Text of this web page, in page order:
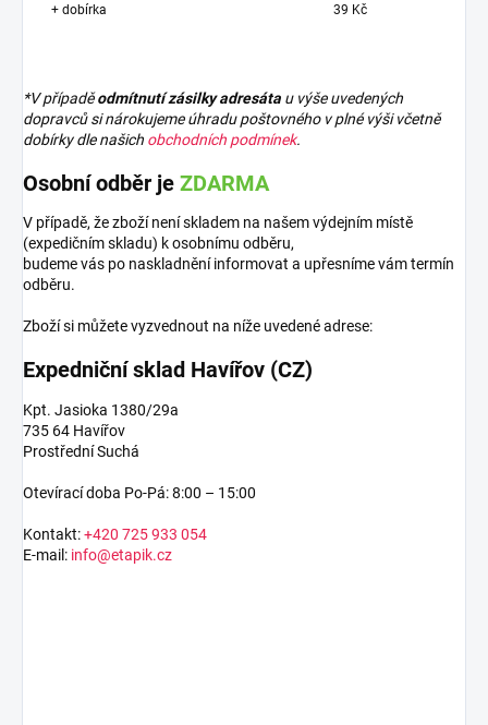
+ dobírka 39 Kč
*V případěodmítnutí zásilky adresáta u výše uvedených
dopravců si nárokujeme úhradu poštovného v plné výši včetně
dobírky dle našich obchodních podmínek.
Osobní odběr je ZDARMA
V případě, že zboží není skladem na našem výdejním místě
(expedičním skladu) k osobnímu odběru,
budeme vás po naskladnění informovat a upřesníme vám termín
odběru.
Zboží si můžete vyzvednout na níže uvedené adrese:
Expedniční sklad Havířov (CZ)
Kpt. Jasioka 1380/29a
735 64 Havířov
Prostřední Suchá
Otevírací doba Po-Pá: 8:00 – 15:00
Kontakt:+420 725 933 054
E-mail: info@etapik.cz